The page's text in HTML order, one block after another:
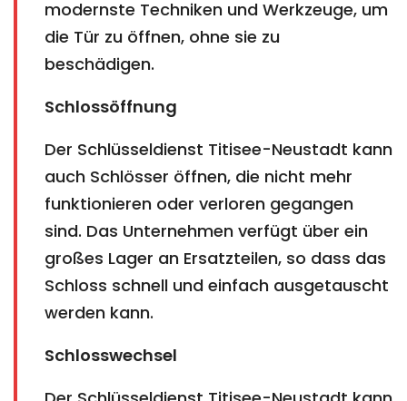
modernste Techniken und Werkzeuge, um
die Tür zu öffnen, ohne sie zu
beschädigen.
Schlossöffnung
Der Schlüsseldienst Titisee-Neustadt kann
auch Schlösser öffnen, die nicht mehr
funktionieren oder verloren gegangen
sind. Das Unternehmen verfügt über ein
großes Lager an Ersatzteilen, so dass das
Schloss schnell und einfach ausgetauscht
werden kann.
Schlosswechsel